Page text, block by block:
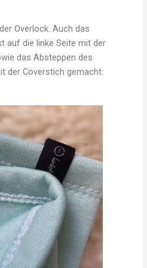
Overlock. Auch das
auf die linke Seite mit der
das Absteppen des
der Coverstich gemacht.